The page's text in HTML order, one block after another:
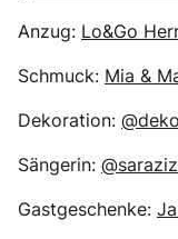
Anzug: Lo&Go
Schmuck: Mia &
Dekoration:
Sängerin:
Gastgeschenke: